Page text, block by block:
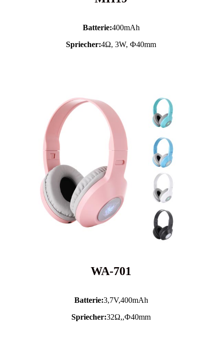
Batterie:400mAh
Spriecher:4Ω, 3W, Ф40mm
WA-701
Batterie:3,7V,400mAh
Spriecher:32Ω,,Ф40mm